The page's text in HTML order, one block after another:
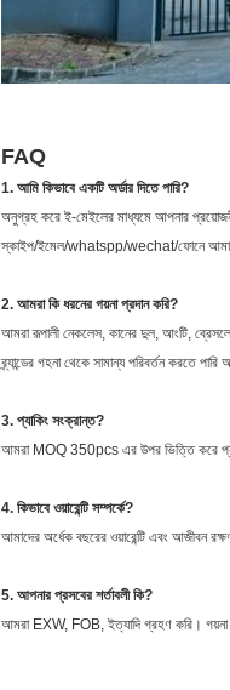
FAQ
1. আমি কিভাবে একটি অর্ডার দিতে পারি?
অনুগ্রহ করে ই-মেইলের মাধ্যমে আপনার
স্কাইপ/ইমেল/whatspp/wechat/ফোনে
2. আমরা কি ধরনের গয়না প্রদান করি?
আমরা রূপালী নেকলেস, কানের দুল, আংটি,
ব্র্যান্ডের গহনা থেকে সামান্য পরিবর্তন করতে
3. প্যাকিং সংক্রান্ত?
আমরা MOQ 350pcs এর উপর ভিত্তি করে
4. কিভাবে ওয়ারেন্টি সম্পর্কে?
আমাদের অর্ধেক বছরের ওয়ারেন্টি এবং আজীবন
5. আপনার প্রসবের শর্তাবলী কি?
আমরা EXW, FOB, ইত্যাদি গ্রহণ করি। গয়না